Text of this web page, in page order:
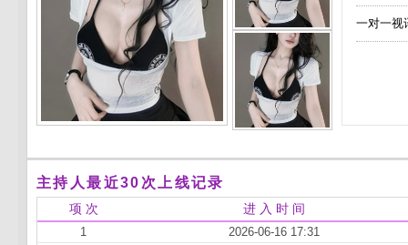
一对一
主持人最近30次上线记录
项 次 进 入 时 间
1
2026-06-16 17:31